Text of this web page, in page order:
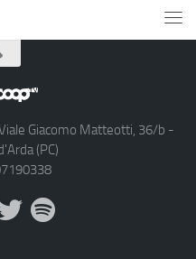
Giacomo Matteotti, 36/b -
(PC)